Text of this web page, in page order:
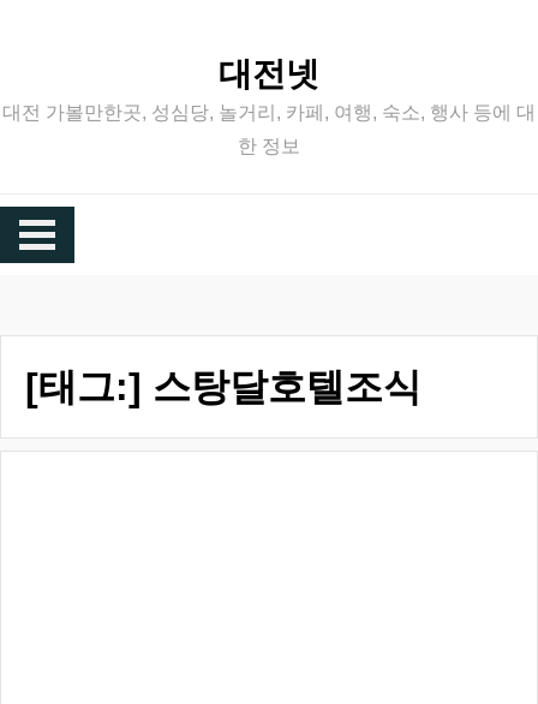
대전넷
대전 가볼만한곳, 성심당, 놀거리, 카페, 여행, 숙소, 행사 등에 대
한 정보
[태그:] 스탕달호텔조식